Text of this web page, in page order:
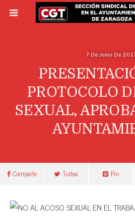
7 De Junio De
PROTOCOLO
SEXUAL,
Comparte Tuitea Pin